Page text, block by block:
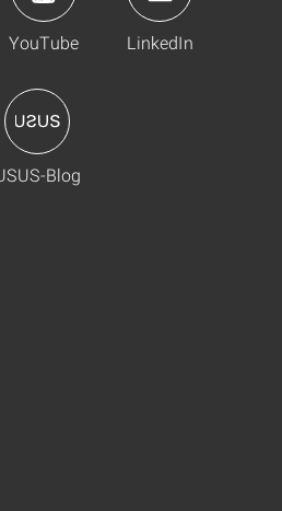
YouTube LinkedIn
Blog